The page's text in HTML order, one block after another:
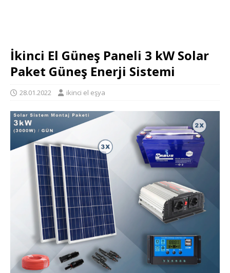
İkinci El Güneş Paneli 3 kW Solar
Paket Güneş Enerji Sistemi
28.01.2022 ikinci el eşya